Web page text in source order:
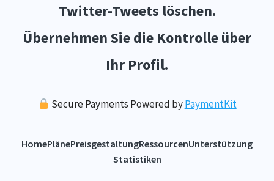
Twitter-Tweets löschen.
Übernehmen Sie die Kontrolle über
Ihr Profil.
Secure Payments Powered byPaymentKit
HomePlänePreisgestaltungRessourcenUnterstützung
Statistiken